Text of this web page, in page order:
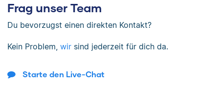
Frag unser Team
Du bevorzugst einen direkten Kontakt?
Kein Problem, wir sind jederzeit für dich da.
Starte den Live-Chat